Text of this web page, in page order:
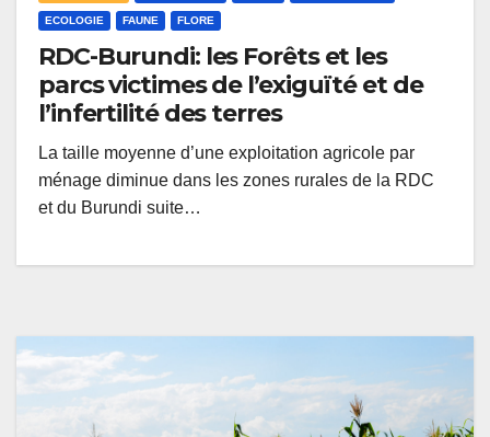
ECOLOGIE FAUNE FLORE
RDC-Burundi: les Forêts et les
parcs victimes de l’exiguïté et de
l’infertilité des terres
La taille moyenne d’une exploitation agricole par
ménage diminue dans les zones rurales de la RDC
et du Burundi suite…